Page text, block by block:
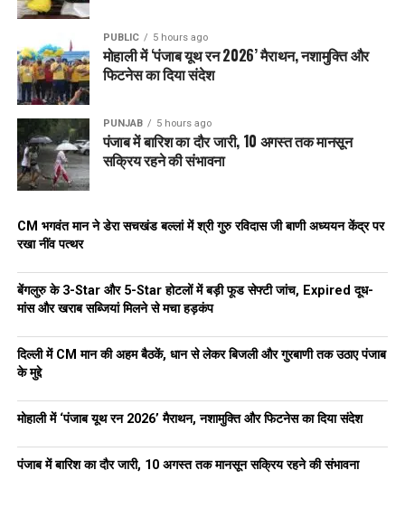
PUBLIC 5 hours ago
मोहाली में ‘पंजाब यूथ रन 2026’ मैराथन, नशामुक्ति और
फिटनेस का दिया संदेश
PUNJAB 5 hours ago
पंजाब में बारिश का दौर जारी, 10 अगस्त तक मानसून
सक्रिय रहने की संभावना
CM भगवंत मान ने डेरा सचखंड बल्लां में श्री गुरु रविदास जी बाणी अध्ययन केंद्र पर
रखा नींव पत्थर
बेंगलुरु के 3-Star और 5-Star होटलों में बड़ी फूड सेफ्टी जांच, Expired दूध-
मांस और खराब सब्जियां मिलने से मचा हड़कंप
दिल्ली में CM मान की अहम बैठकें, धान से लेकर बिजली और गुरबाणी तक उठाए पंजाब
के मुद्दे
मोहाली में ‘पंजाब यूथ रन 2026’ मैराथन, नशामुक्ति और फिटनेस का दिया संदेश
पंजाब में बारिश का दौर जारी, 10 अगस्त तक मानसून सक्रिय रहने की संभावना